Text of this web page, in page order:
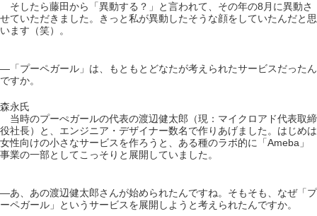
そしたら藤田から「異動する？」と言われて、その年の8月に異動さ
せていただきました。きっと私が異動したそうな顔をしていたんだと思
います（笑）。
―「プーペガール」は、もともとどなたが考えられたサービスだったん
ですか。
森永氏
当時のプーぺガールの代表の渡辺健太郎（現：マイクロアド代表取締
役社長）と、エンジニア・デザイナー数名で作りあげました。はじめは
女性向けの小さなサービスを作ろうと、ある種のラボ的に「Ameba」
事業の一部としてこっそりと展開していました。
―あ、あの渡辺健太郎さんが始められたんですね。そもそも、なぜ「プ
ーペガール」というサービスを展開しようと考えられたんですか。